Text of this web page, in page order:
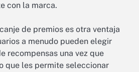
con la marca.
de premios es otra ventaja
a menudo pueden elegir
recompensas una vez que
que les permite seleccionar